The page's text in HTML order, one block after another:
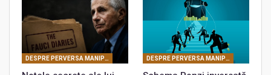
DESPRE PERVERSA MANIPULARE MASONICĂ DESPRE PERVERSA MANIPULARE MASONICĂ